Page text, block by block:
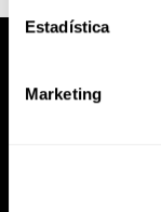
Estadística
Marketing